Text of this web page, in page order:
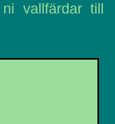
vallfärdar till